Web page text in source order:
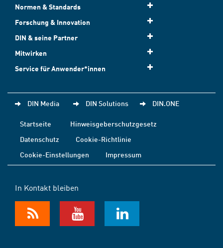
Normen & Standards
Forschung & Innovation
DIN & seine Partner
Mitwirken
Service für Anwender*innen
DIN Media DIN Solutions DIN.ONE
Startseite
Hinweisgeberschutzgesetz
Datenschutz
Cookie-Richtlinie
Cookie-Einstellungen
Impressum
In Kontakt bleiben